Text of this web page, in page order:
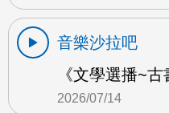
音樂沙拉吧
《文學選播~
2026/07/14